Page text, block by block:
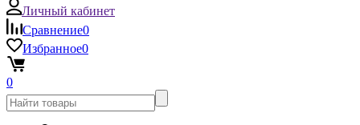
Личный кабинет
Сравнение0
Избранное0
0